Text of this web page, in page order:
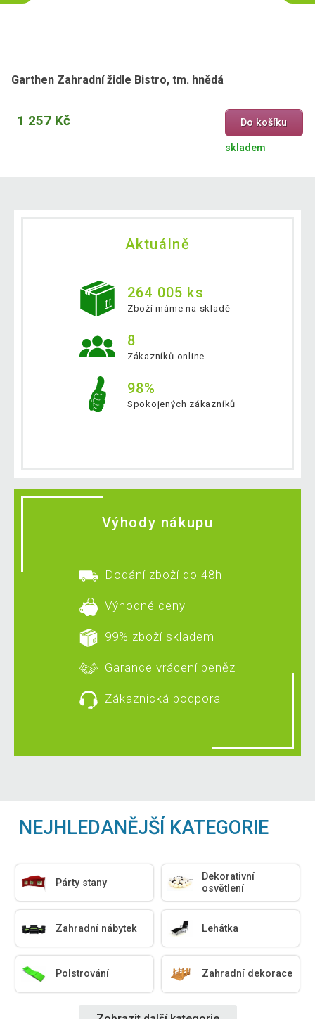
Garthen Zahradní židle Bistro, tm. hnědá
1 257 Kč Do košíku
skladem
Aktuálně
264 005 ks
Zboží máme na skladě
8
Zákazníků online
98%
Spokojených zákazníků
Výhody nákupu
Dodání zboží do 48h
Výhodné ceny
99% zboží skladem
Garance vrácení peněz
Zákaznická podpora
NEJHLEDANĚJŠÍ KATEGORIE
Párty stany
Dekorativní
osvětlení
Zahradní nábytek Lehátka
Polstrování Zahradní dekorace